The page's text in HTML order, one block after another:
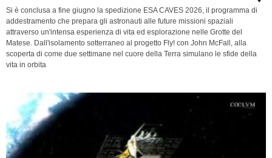
Si è conclusa a fine giugno la spedizione ESA CAVES 2026, il programma di
addestramento che prepara gli astronauti alle future missioni spaziali
attraverso un'intensa esperienza di vita ed esplorazione nelle Grotte del
Matese. Dall'isolamento sotterraneo al progetto Fly! con John McFall, alla
scoperta di come due settimane nel cuore della Terra simulano le sfide della
vita in orbita